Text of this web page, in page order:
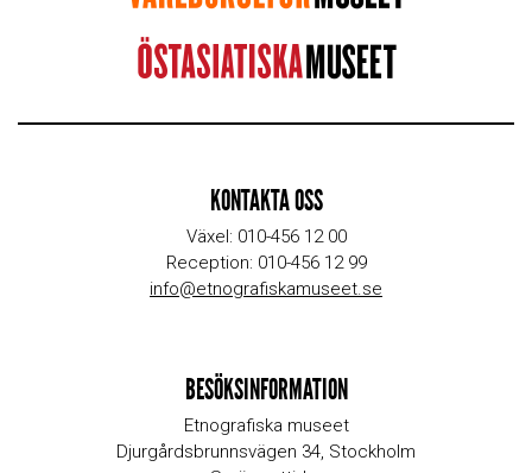
KONTAKTA OSS
Växel: 010-456 12 00
Reception: 010-456 12 99
info@etnografiskamuseet.se
BESÖKSINFORMATION
Etnografiska museet
Djurgårdsbrunnsvägen 34, Stockholm